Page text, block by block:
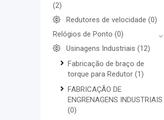
(2)
Redutores de velocidade (0)
Relógios de Ponto (0)
Usinagens Industriais (12)
Fabricação de braço de
torque para Redutor (1)
FABRICAÇÃO DE
ENGRENAGENS INDUSTRIAIS
(0)